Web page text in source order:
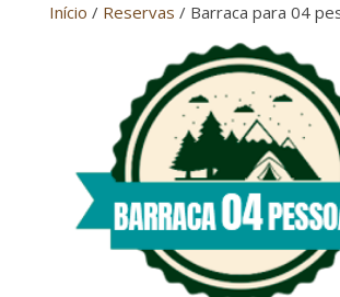
Início / Reservas / Barraca para 04